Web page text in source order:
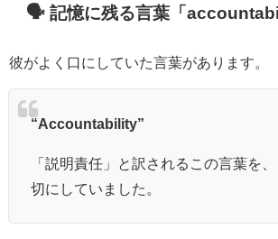
🗣️ 記憶に残る言葉「
彼がよく口にしていた言葉があります。
“Accountability”
「説明責任」と訳されるこの言葉を
切にしていました。